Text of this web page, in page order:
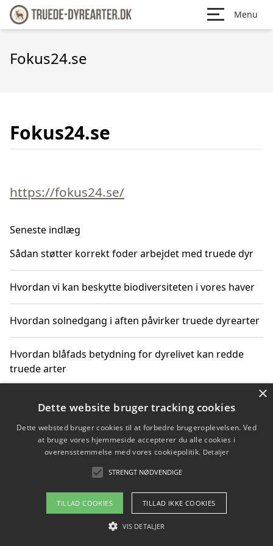
Menu
Fokus24.se
Fokus24.se
https://fokus24.se/
Seneste indlæg
Sådan støtter korrekt foder arbejdet med truede dyr
Hvordan vi kan beskytte biodiversiteten i vores haver
Hvordan solnedgang i aften påvirker truede dyrearter
Hvordan blåfads betydning for dyrelivet kan redde
truede arter
Hvordan kan gaver til unge voksne støtte bevarelsen
Copyright 2026 - Pilanto Aps
Om / kontakt
Blog Betingelser
×
Dette website bruger tracking cookies
Dette websted bruger cookies til at forbedre brugeroplevelsen. Ved
at bruge vores hjemmeside accepterer du alle cookies i
overensstemmelse med vores cookiepolitik. Detaljer
STRENGT NØDVENDIGE
TILLAD COOKIES TILLAD IKKE COOKIES
VIS DETALJER